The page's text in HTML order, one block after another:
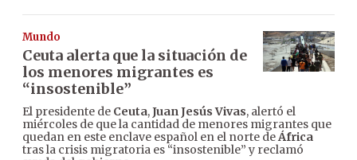
Mundo
Ceuta alerta que la situación de
los menores migrantes es
“insostenible”
El presidente de Ceuta,Juan Jesús Vivas, alertó el
miércoles de que la cantidad de menores migrantes que
quedan en este enclave español en el norte deÁfrica
tras la crisis migratoria es “insostenible” y reclamó